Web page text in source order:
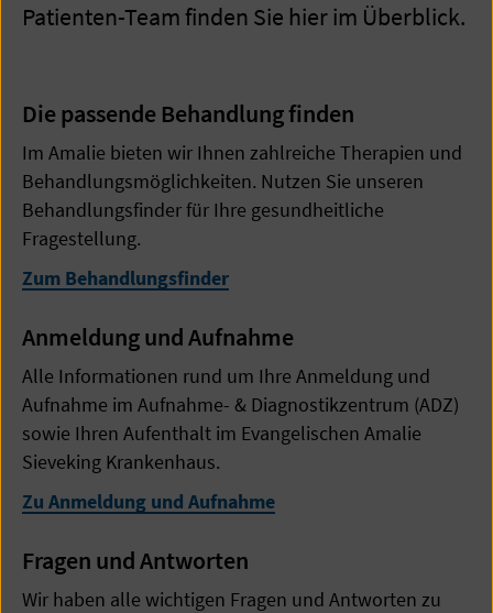
Patienten-Team finden Sie hier im Überblick.
Die passende Behandlung finden
Im Amalie bieten wir Ihnen zahlreiche Therapien und
Behandlungsmöglichkeiten. Nutzen Sie unseren
Behandlungsfinder für Ihre gesundheitliche
Fragestellung.
Zum Behandlungsfinder
Anmeldung und Aufnahme
Alle Informationen rund um Ihre Anmeldung und
Aufnahme im Aufnahme- & Diagnostikzentrum (ADZ)
sowie Ihren Aufenthalt im Evangelischen Amalie
Sieveking Krankenhaus.
Zu Anmeldung und Aufnahme
Fragen und Antworten
Wir haben alle wichtigen Fragen und Antworten zu